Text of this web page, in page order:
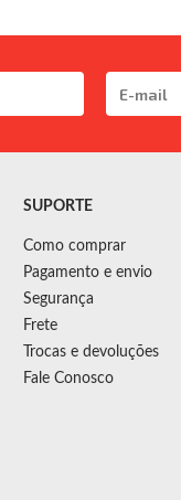
SUPORTE
Como comprar
Pagamento e envio
Segurança
Frete
Trocas e devoluções
Fale Conosco